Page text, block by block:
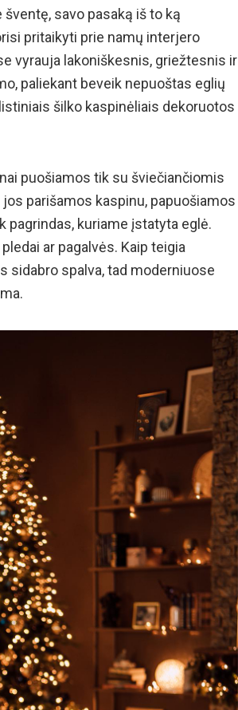
savo pasaką iš to ką
pritaikyti prie namų interjero
vyrauja lakoniškesnis, griežtesnis ir
paliekant beveik nepuoštas eglių
šilko kaspinėliais dekoruotos
puošiamos tik su šviečiančiomis
parišamos kaspinu, papuošiamos
kuriame įstatyta eglė.
ar pagalvės. Kaip teigia
sidabro spalva, tad moderniuose